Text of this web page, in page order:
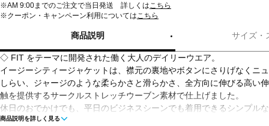
※AM 9:00までのご注文で当日発送 詳しくは こちら
※クーポン・キャンペーン利用については こちら
商品説明 サイズ・
◇ FIT をテーマに開発された働く大人のデイリーウエア。
イージーシティージャケットは、襟元の裏地やボタンにさりげなくニ
しらい、ジャージのような柔らかさと滑らかさ、全方向に伸びる高い
触を提供するサークルストレッチウーブン素材で仕上げました。
休日のおでかけでも、平日のビジネスシーンでも着用できるシンプル
カラーで展開します。
商品説明を詳しく見る